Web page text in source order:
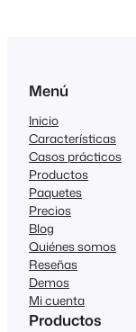
Menú
Inicio
Características
Casos prácticos
Productos
Paquetes
Precios
Blog
Quiénes somos
Reseñas
Demos
Mi cuenta
Productos